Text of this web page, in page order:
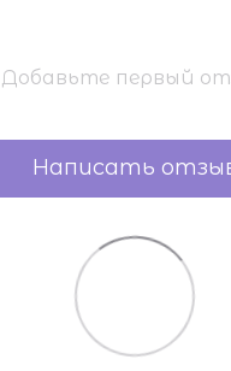
Добавьте первый
Написать